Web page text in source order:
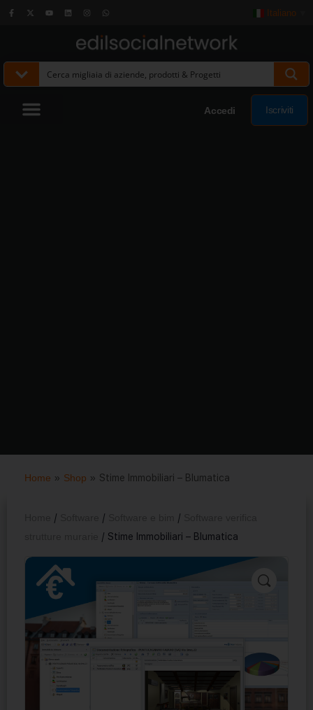
Italiano
Accedi Iscriviti
Home » Shop » Stime Immobiliari – Blumatica
/ / /
/ Stime Immobiliari – Blumatica